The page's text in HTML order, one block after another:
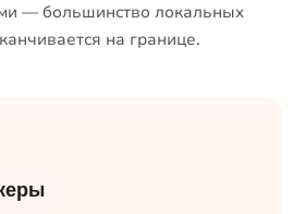
— большинство локальных
на границе.